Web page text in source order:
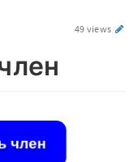
49 views
член